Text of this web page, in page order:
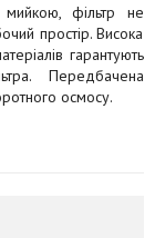
мийкою, фільтр не
простір. Висока
гарантують
Передбачена
осмосу.